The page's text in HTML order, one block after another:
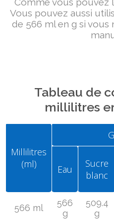
Vous pouvez aussi
de 566 ml en g si vous
Tableau de
millilitres
Millilitres
(ml)
Eau
Sucre
blanc
566 ml
566
g
509.4
g